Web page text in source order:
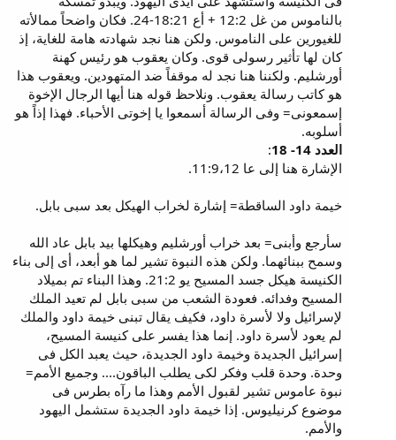
بالناموس من غل 12:2 + أع 18:21-24. فكان واضحاً ممالأته
للغيورين على الناموس. ولكن هنا نجد شهادته هامة للغاية، إذ
كان لها تأثير رسولى قوى. وكان يعقوب هو رئيس كهنة
أورشليم. ولكننا هنا نجد له موقفاً ضد المتهودين. ويعقوب هذا
هو كاتب رسالة يعقوب. ونلاحظ قوله هنا أيها الرجال الإخوة
إسمعونى= وفى الرسالة أسمعوا يا إخوتى الأحباء. فهذا إذاً هو
أسلوبه.
العدد 14- 18
:
الإشارة هنا إلى عا 11:9،12.
خيمة داود الساقطة= إشارة لخراب الهيكل بعد سبى بابل.
سأرجع وأبنى= بعد خراب أورشليم وهيكلها بيد بابل عاد الله
وسمح ببنائهما. ولكن هذه النبوة تشير لما هو أبعد، أى إلى بناء
الكنيسة هيكل جسد المسيح يو 21:2. وهذا البناء تم بميلاد
المسيح وفدائه. فعودة الشعب من سبى بابل لم تعيد الملك
لإسرائيل ولا لأسرة داود، فكيف يقال تبنى خيمة داود والملك
لم يعود لأسرة داود. إنما هذا يفسر على كنيسة المسيح،
إسرائيل الجديدة وخيمة داود الجديدة، حيث يعبد الكل فى
وحدة. وحدة قلب وفكر لكى يطلب الباقون.... وجميع الأمم=
نبوة عاموس تشير لقبول الأمم وهذا ما رآه بطرس فى
موضوع كرنيليوس. إذا خيمة داود الجديدة ستشمل اليهود
والأمم.